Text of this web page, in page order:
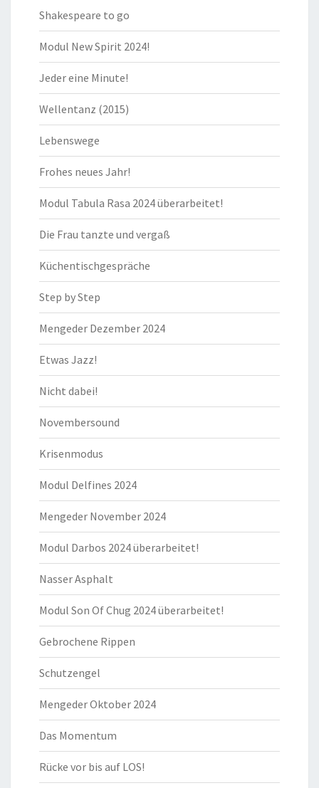
Shakespeare to go
Modul New Spirit 2024!
Jeder eine Minute!
Wellentanz (2015)
Lebenswege
Frohes neues Jahr!
Modul Tabula Rasa 2024 überarbeitet!
Die Frau tanzte und vergaß
Küchentischgespräche
Step by Step
Mengeder Dezember 2024
Etwas Jazz!
Nicht dabei!
Novembersound
Krisenmodus
Modul Delfines 2024
Mengeder November 2024
Modul Darbos 2024 überarbeitet!
Nasser Asphalt
Modul Son Of Chug 2024 überarbeitet!
Gebrochene Rippen
Schutzengel
Mengeder Oktober 2024
Das Momentum
Rücke vor bis auf LOS!